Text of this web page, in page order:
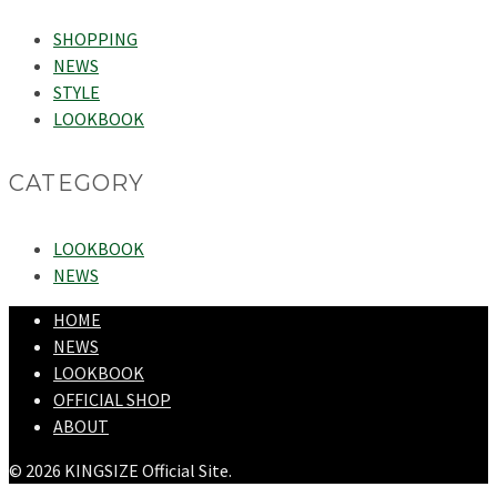
SHOPPING
NEWS
STYLE
LOOKBOOK
CATEGORY
LOOKBOOK
NEWS
HOME
NEWS
LOOKBOOK
OFFICIAL SHOP
ABOUT
© 2026 KINGSIZE Official Site.